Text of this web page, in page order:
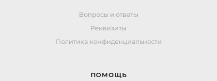
Вопросы и ответы
Реквизиты
Политика конфиденциальности
ПОМОЩЬ